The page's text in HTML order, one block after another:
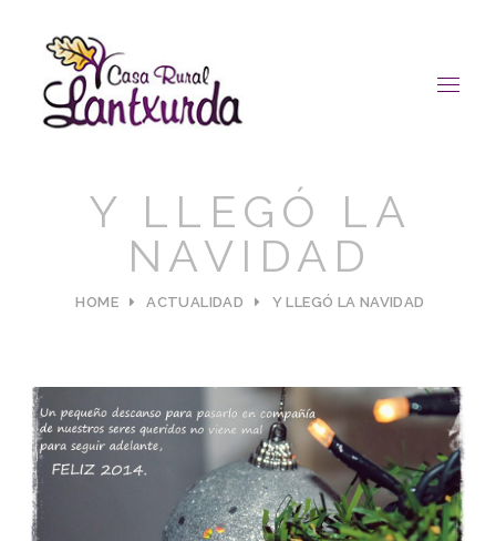
Y LLEGÓ LA
NAVIDAD
HOME ACTUALIDAD Y LLEGÓ LA NAVIDAD